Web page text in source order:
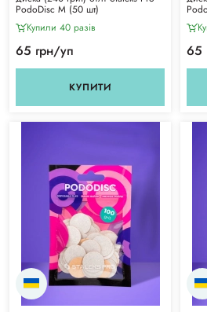
PodoDisc M (50 шт)
Купили 40 разiв
65 грн/уп
КУПИТИ
65